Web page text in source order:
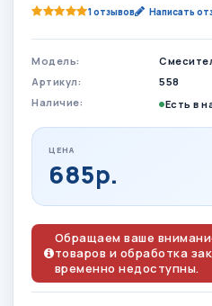
1 отзывов Написать
Модель:
Артикул:
558
Наличие:
Есть в
ЦЕНА
685р.
Обращаем ваше
товаров и обработка
временно недоступны.